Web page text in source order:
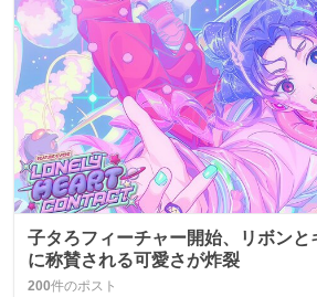
子タろフィーチャー開始、リボンと
に称賛される可愛さが炸裂
200件のポスト